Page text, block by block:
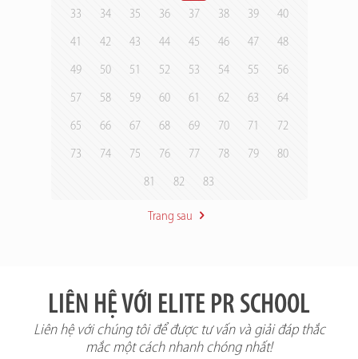
33 34 35 36 37 38 39 40
41 42 43 44 45 46 47 48
49 50 51 52 53 54 55 56
57 58 59 60 61 62 63 64
65 66 67 68 69 70 71 72
73 74 75 76 77 78 79 80
81 82 83
Trang sau
LIÊN HỆ VỚI ELITE PR SCHOOL
Liên hệ với chúng tôi để được tư vấn và giải đáp thắc
mắc một cách nhanh chóng nhất!